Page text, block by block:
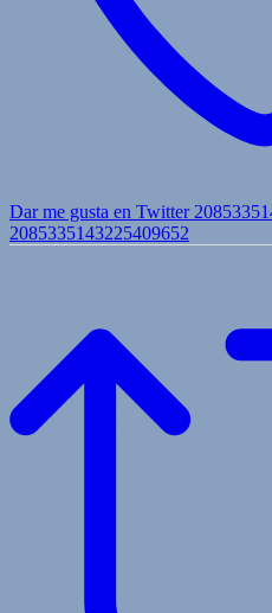
Dar me gusta en Twitter
2085335143225409652